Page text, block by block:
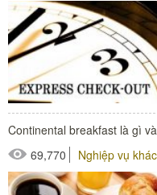
Continental breakfast là gì
69,770
Nghiệp vụ